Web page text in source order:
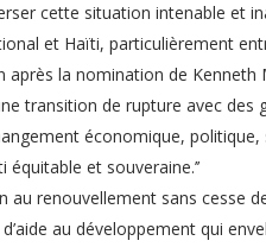
cette situation intenable
et Haïti, particulièrement
après la nomination de
transition de rupture avec
économique,
et souveraine.’’
au renouvellement sans cesse
d’aide au développement qui